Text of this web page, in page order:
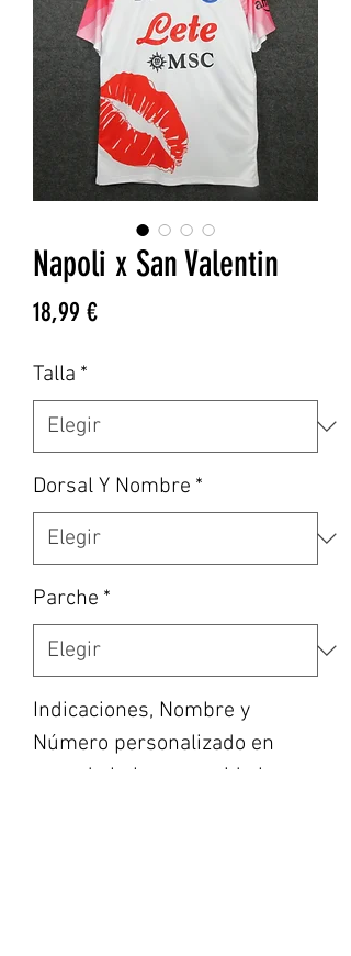
Napoli x San Valentin
18,99 €Precio
Talla *
Dorsal Y Nombre *
Parche *
Indicaciones, Nombre y
Número personalizado en
caso de haber escogido la